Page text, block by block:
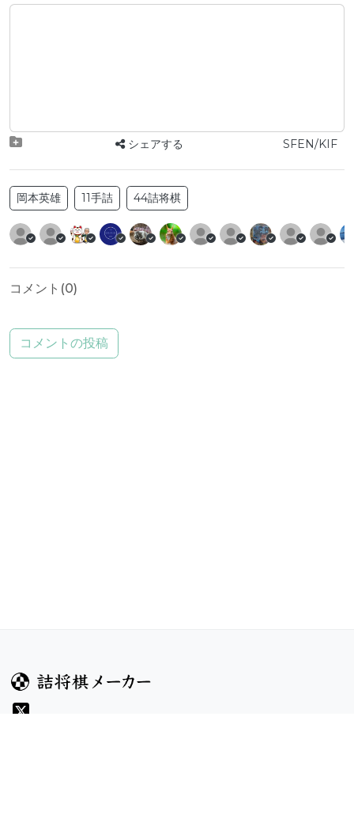
シェアする SFEN/KIF
岡本英雄 11手詰 44詰将棋
コメント(0)
コメントの投稿